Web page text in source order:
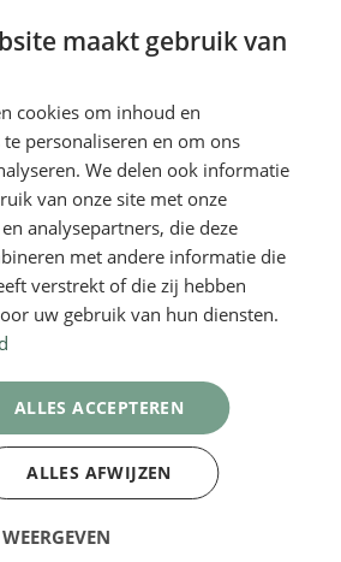
16.11 €
2 cm,
maakt gebruik van
cookies om inhoud en
personaliseren en om ons
We delen ook informatie
van onze site met onze
analysepartners, die deze
met andere informatie die
verstrekt of die zij hebben
uw gebruik van hun diensten.
ALLES ACCEPTEREN
ALLES AFWIJZEN